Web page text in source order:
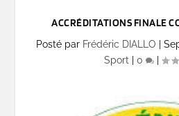
ACCRÉDITATIONS FINALE
Posté par Frédéric DIALLO
Sport
0 |